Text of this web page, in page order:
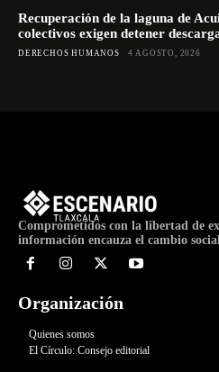
Recuperación de la laguna de
colectivos exigen detener
DERECHOS HUMANOS 4 AGOSTO, 2026
Comprometidos con la libertad de
información encauza el cambio
Organización
Quienes somos
El Círculo: Consejo editorial